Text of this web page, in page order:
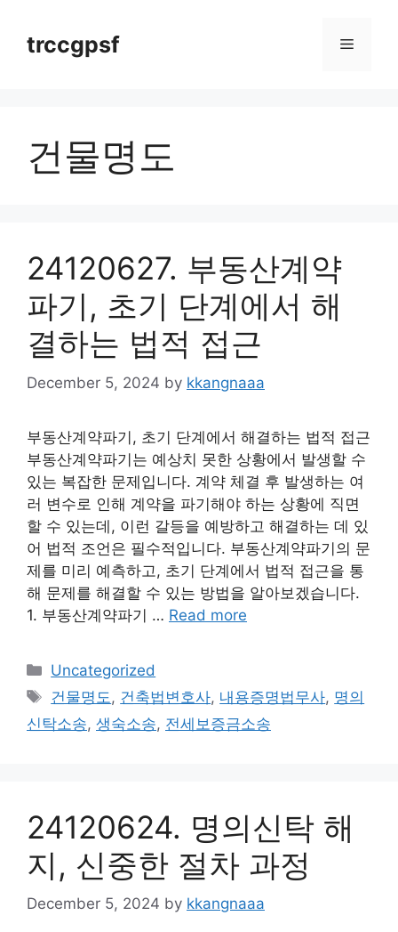
contenttrccgpsf Menu
건물명도
24120627. 부동산계약
파기, 초기 단계에서 해
결하는 법적 접근
December 5, 2024 by kkangnaaa
부동산계약파기, 초기 단계에서 해결하는 법적 접근
부동산계약파기는 예상치 못한 상황에서 발생할 수
있는 복잡한 문제입니다. 계약 체결 후 발생하는 여
러 변수로 인해 계약을 파기해야 하는 상황에 직면
할 수 있는데, 이런 갈등을 예방하고 해결하는 데 있
어 법적 조언은 필수적입니다. 부동산계약파기의 문
제를 미리 예측하고, 초기 단계에서 법적 접근을 통
해 문제를 해결할 수 있는 방법을 알아보겠습니다.
1. 부동산계약파기 … Read more
Categories
Uncategorized
Tags
건물명도 , 건축법변호사, 내용증명법무사, 명의
신탁소송, 생숙소송, 전세보증금소송
24120624. 명의신탁 해
지, 신중한 절차 과정
December 5, 2024 by kkangnaaa